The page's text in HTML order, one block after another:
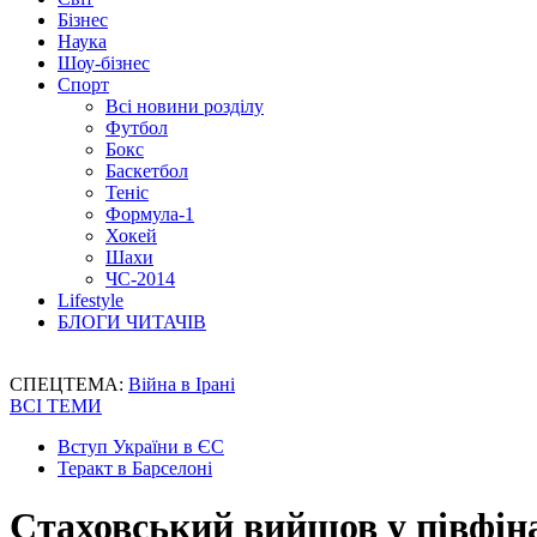
Бізнес
Наука
Шоу-бізнес
Спорт
Всі новини розділу
Футбол
Бокс
Баскетбол
Теніс
Формула-1
Хокей
Шахи
ЧС-2014
Lifestyle
БЛОГИ ЧИТАЧІВ
СПЕЦТЕМА: Війна в Ірані
ВСІ ТЕМИ
Вступ України в ЄС
Теракт в Барселоні
Стаховський вийшов у